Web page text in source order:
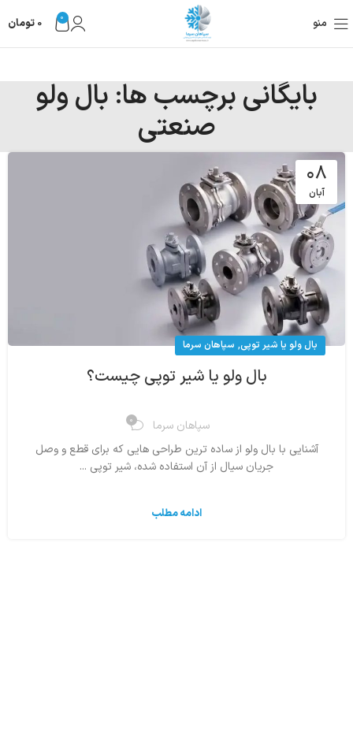
منو 0
0 تومان
بایگانی برچسب ها: بال ولو
صنعتی
۰۸
آبان
بال ولو یا شیر توپی, سپاهان سرما
بال ولو یا شیر توپی چیست؟
سپاهان سرما 0
آشنایی با بال ولو از ساده ترین طراحی هایی که برای قطع و وصل
جریان سیال از آن استفاده شده، شیر توپی ...
ادامه مطلب